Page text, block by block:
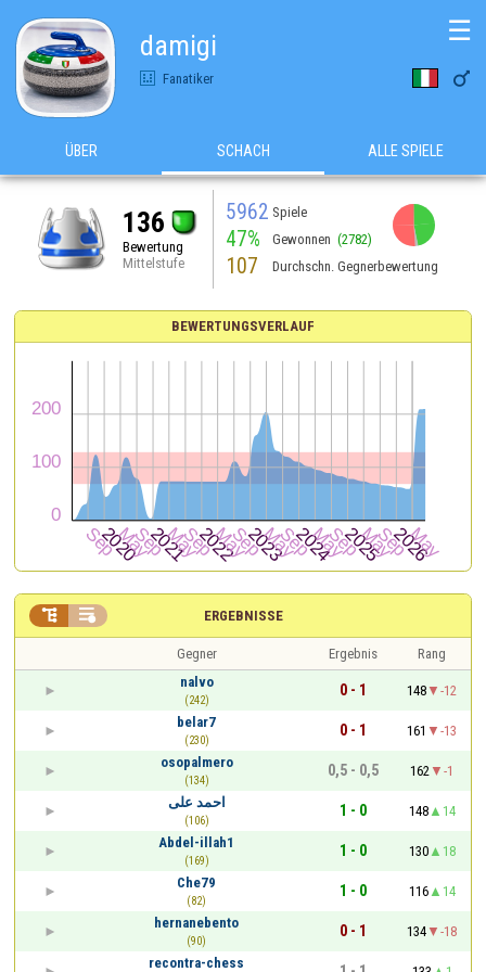
damigi
Fanatiker 
☰
ÜBER SCHACH ALLE SPIELE
136
Bewertung
Mittelstufe
5962 Spiele
47% Gewonnen (2782)
107 Durchschn. Gegnerbewertung
BEWERTUNGSVERLAUF
ERGEBNISSE
 
Gegner Ergebnis
Rang
nalvo
(242)
0 - 1 148
-12
belar7
(230)
0 - 1 161
-13
osopalmero
(134)
0,5 - 0,5 162
-1
احمد على
(106)
1 - 0 148
14
Abdel-illah1
(169)
1 - 0 130
18
Che79
(82)
1 - 0 116
14
hernanebento
(90)
0 - 1 134
-18
recontra-chess